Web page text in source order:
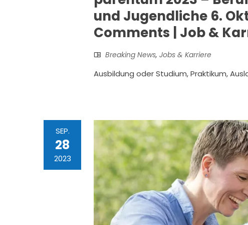
und Jugendliche 6.
Comments | Job &
Breaking News, Jobs & Karriere
Ausbildung oder Studium, Praktikum,
SEP.
28
2023